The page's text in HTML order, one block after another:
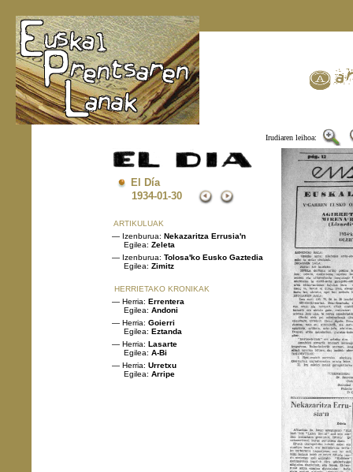
Irudiaren leihoa:
El Día
1934-01-30
ARTIKULUAK
— Izenburua: Nekazaritza Errusia'n
Egilea: Zeleta
— Izenburua: Tolosa'ko Eusko Gaztedia
Egilea: Zimitz
HERRIETAKO KRONIKAK
— Herria: Errentera
Egilea: Andoni
— Herria: Goierri
Egilea: Eztanda
— Herria: Lasarte
Egilea: A-Bi
— Herria: Urretxu
Egilea: Arripe